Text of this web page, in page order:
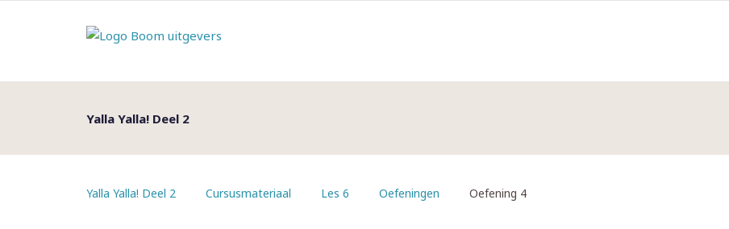
Yalla Yalla! Deel 2
Yalla Yalla! Deel 2 Cursusmateriaal Les 6 Oefeningen Oefening 4